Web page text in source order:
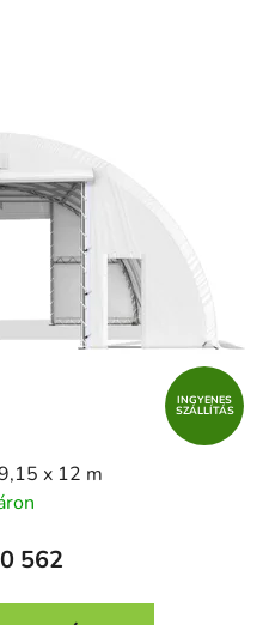
INGYENES
SZÁLLÍTÁS
x 12 m
562